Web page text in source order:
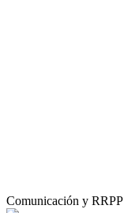
Comunicación y RRPP